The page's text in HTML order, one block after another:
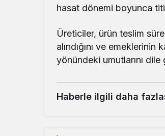
hasat dönemi boyunca
Üreticiler, ürün teslim
alındığını ve emeklerinin
yönündeki umutlarını dile
Haberle ilgili daha